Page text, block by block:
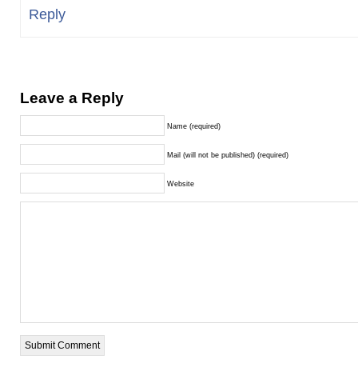
Reply
Leave a Reply
Name (required)
Mail (will not be published) (required)
Website